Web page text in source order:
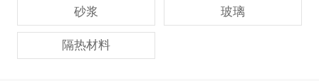
砂浆 玻璃
隔热材料